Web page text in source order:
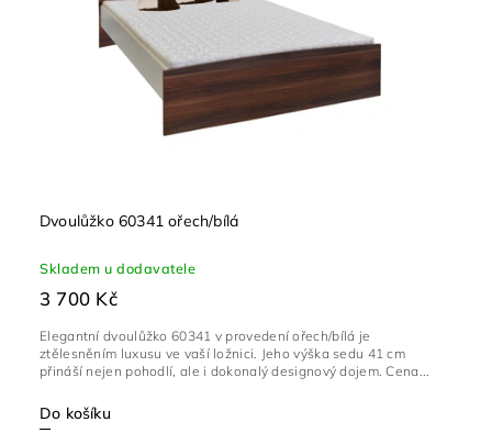
Dvoulůžko 60341 ořech/bílá
Skladem u dodavatele
3 700 Kč
Do košíku
Elegantní dvoulůžko 60341 v provedení ořech/bílá je
ztělesněním luxusu ve vaší ložnici. Jeho výška sedu 41 cm
přináší nejen pohodlí, ale i dokonalý designový dojem. Cena...